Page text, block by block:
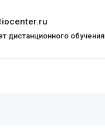
дистанционного обучения